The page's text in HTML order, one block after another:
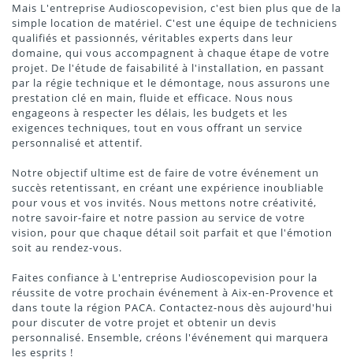
Mais L'entreprise Audioscopevision, c'est bien plus que de la
simple location de matériel. C'est une équipe de techniciens
qualifiés et passionnés, véritables experts dans leur
domaine, qui vous accompagnent à chaque étape de votre
projet. De l'étude de faisabilité à l'installation, en passant
par la régie technique et le démontage, nous assurons une
prestation clé en main, fluide et efficace. Nous nous
engageons à respecter les délais, les budgets et les
exigences techniques, tout en vous offrant un service
personnalisé et attentif.
Notre objectif ultime est de faire de votre événement un
succès retentissant, en créant une expérience inoubliable
pour vous et vos invités. Nous mettons notre créativité,
notre savoir-faire et notre passion au service de votre
vision, pour que chaque détail soit parfait et que l'émotion
soit au rendez-vous.
Faites confiance à L'entreprise Audioscopevision pour la
réussite de votre prochain événement à Aix-en-Provence et
dans toute la région PACA. Contactez-nous dès aujourd'hui
pour discuter de votre projet et obtenir un devis
personnalisé. Ensemble, créons l'événement qui marquera
les esprits !